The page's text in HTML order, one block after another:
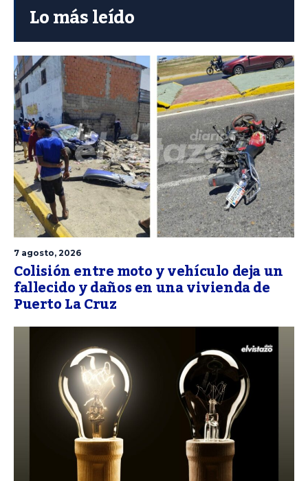
Lo más leído
7 agosto, 2026
Colisión entre moto y vehículo deja un
fallecido y daños en una vivienda de
Puerto La Cruz